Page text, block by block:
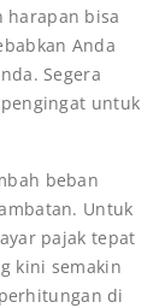
harapan bisa
Anda
Segera
untuk
beban
Untuk
pajak tepat
kini semakin
di